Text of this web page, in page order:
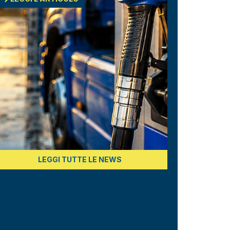
LEGGI TUTTE LE NEWS